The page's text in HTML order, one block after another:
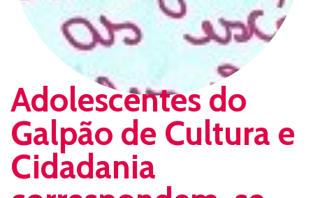
Adolescentes do
Galpão de Cultura e
Cidadania